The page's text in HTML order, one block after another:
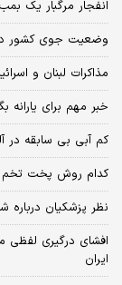
انفجار مرگبار یک بمب در لبنان/ 2 نظامی
وضعیت جوی کشور در 3 روز آینده/ این 11 استان منتظر باران
مذاکرات لبنان و
خبر مهم برای یارانه
کم آبی بی سابقه در
کدام روش پخت تخم
نظر پزشکیان
افشای درگیری
ایران